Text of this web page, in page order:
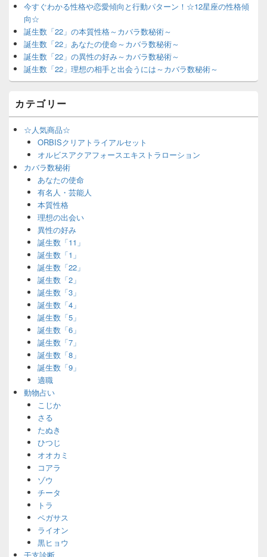
今すぐわかる性格や恋愛傾向と行動パターン！☆12星座の性格傾
向☆
誕生数「22」の本質性格～カバラ数秘術～
誕生数「22」あなたの使命～カバラ数秘術～
誕生数「22」の異性の好み～カバラ数秘術～
誕生数「22」理想の相手と出会うには～カバラ数秘術～
カテゴリー
☆人気商品☆
ORBISクリアトライアルセット
オルビスアクアフォースエキストラローション
カバラ数秘術
あなたの使命
有名人・芸能人
本質性格
理想の出会い
異性の好み
誕生数「11」
誕生数「1」
誕生数「22」
誕生数「2」
誕生数「3」
誕生数「4」
誕生数「5」
誕生数「6」
誕生数「7」
誕生数「8」
誕生数「9」
適職
動物占い
こじか
さる
たぬき
ひつじ
オオカミ
コアラ
ゾウ
チータ
トラ
ペガサス
ライオン
黒ヒョウ